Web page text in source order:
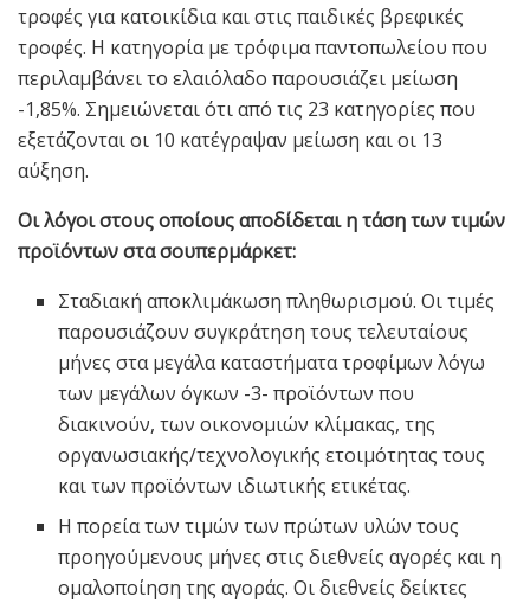
τροφές για κατοικίδια και στις παιδικές βρεφικές
τροφές. Η κατηγορία με τρόφιμα παντοπωλείου που
περιλαμβάνει το ελαιόλαδο παρουσιάζει μείωση
-1,85%. Σημειώνεται ότι από τις 23 κατηγορίες που
εξετάζονται οι 10 κατέγραψαν μείωση και οι 13
αύξηση.
Οι λόγοι στους οποίους αποδίδεται η τάση των τιμών
προϊόντων στα σουπερμάρκετ:
Σταδιακή αποκλιμάκωση πληθωρισμού. Οι τιμές
παρουσιάζουν συγκράτηση τους τελευταίους
μήνες στα μεγάλα καταστήματα τροφίμων λόγω
των μεγάλων όγκων -3- προϊόντων που
διακινούν, των οικονομιών κλίμακας, της
οργανωσιακής/τεχνολογικής ετοιμότητας τους
και των προϊόντων ιδιωτικής ετικέτας.
Η πορεία των τιμών των πρώτων υλών τους
προηγούμενους μήνες στις διεθνείς αγορές και η
ομαλοποίηση της αγοράς. Οι διεθνείς δείκτες